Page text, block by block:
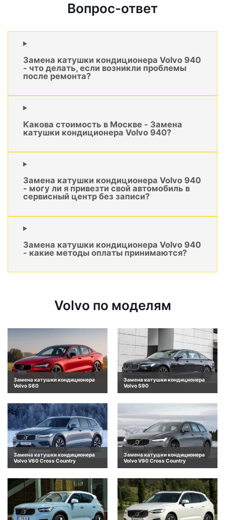
Вопрос-ответ
Замена катушки кондиционера Volvo 940
- что делать, если возникли проблемы
после ремонта?
Какова стоимость в Москве - Замена
катушки кондиционера Volvo 940?
Замена катушки кондиционера Volvo 940
- могу ли я привезти свой автомобиль в
сервисный центр без записи?
Замена катушки кондиционера Volvo 940
- какие методы оплаты принимаются?
Volvo по моделям
Замена катушки кондиционера
Volvo S60
Замена катушки кондиционера
Volvo S90
Замена катушки кондиционера
Volvo V60 Cross Country
Замена катушки кондиционера
Volvo V90 Cross Country